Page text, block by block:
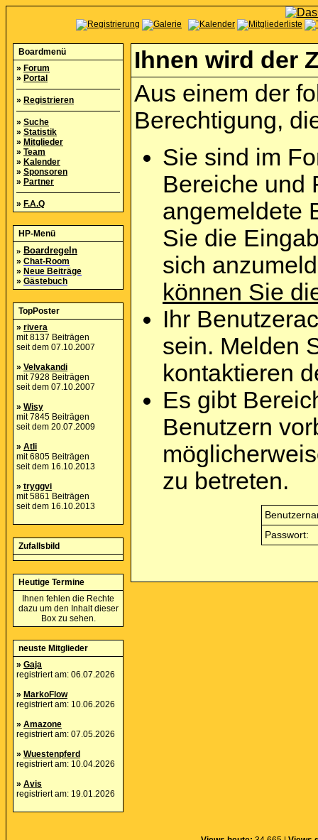
Boardmenü
» Forum
» Portal
» Registrieren
» Suche
» Statistik
» Mitglieder
» Team
» Kalender
» Sponsoren
» Partner
» F.A.Q
HP-Menü
» Boardregeln
» Chat-Room
» Neue Beiträge
» Gästebuch
TopPoster
» rivera
mit 8137 Beiträgen
seit dem 07.10.2007
» Velvakandi
mit 7928 Beiträgen
seit dem 07.10.2007
» Wisy
mit 7845 Beiträgen
seit dem 20.07.2009
» Atli
mit 6805 Beiträgen
seit dem 16.10.2013
» tryggvi
mit 5861 Beiträgen
seit dem 16.10.2013
Zufallsbild
Heutige Termine
Ihnen fehlen die Rechte
dazu um den Inhalt dieser
Box zu sehen.
neuste Mitglieder
» Gaja
registriert am: 06.07.2026
» MarkoFlow
registriert am: 10.06.2026
» Amazone
registriert am: 07.05.2026
» Wuestenpferd
registriert am: 10.04.2026
» Avis
registriert am: 19.01.2026
Ihnen wird der
Aus einem der
Berechtigung,
Sie sind im
Bereiche und
angemeldete
Sie die
sich
können Sie
Ihr
sein. Melden
kontaktieren
Es gibt
Benutzern
zu betreten.
Passwort: